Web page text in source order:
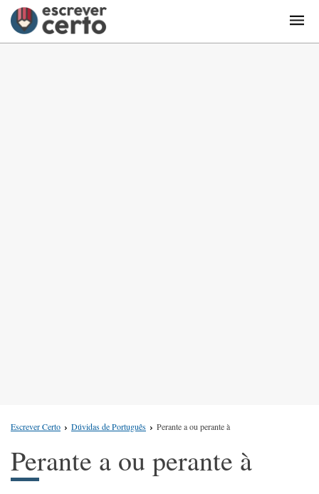
Escrever Certo Dúvidas de Português Perante a ou perante à
Perante a ou perante à